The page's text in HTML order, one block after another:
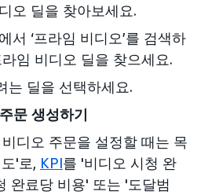
오 딜을 찾아보세요.
서 ‘프라임 비디오’를 검색하
임 비디오 딜을 찾으세요.
는 딜을 선택하세요.
문 생성하기
디오 주문을 설정할 때는 목
'로, KPI를 '비디오 시청 완
완료당 비용' 또는 '도달범